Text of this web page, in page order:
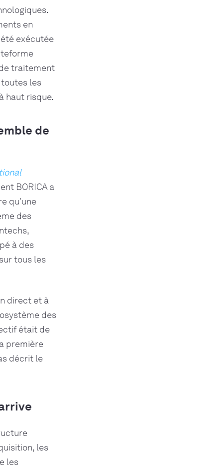
en
exécutée
traitement
les
haut risque.
de
BORICA a
qu'une
des
à des
tous les
direct et à
des
était de
première
décrit le
les
les